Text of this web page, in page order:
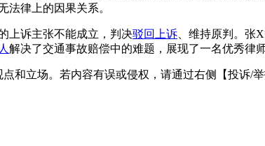
法律上的因果关系。
上诉主张不能成立，判决驳回上诉 、维持原判。张
解决了交通事故赔偿中的难题，展现了一名优秀律
和立场。若内容有误或侵权，请通过右侧【投诉/举